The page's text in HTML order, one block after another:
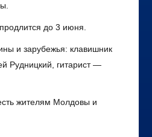
до 3 июня.
и зарубежья: клавишник
Рудницкий, гитарист —
жителям Молдовы и